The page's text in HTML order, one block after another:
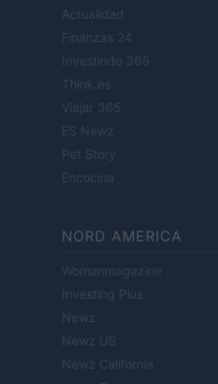
Actualidad
Finanzas 24
Investindo 365
Think.es
Viajar 365
ES Newz
Pet Story
Encocina
NORD AMERICA
Womanmagazine
Investing Plus
Newz
Newz US
Newz California